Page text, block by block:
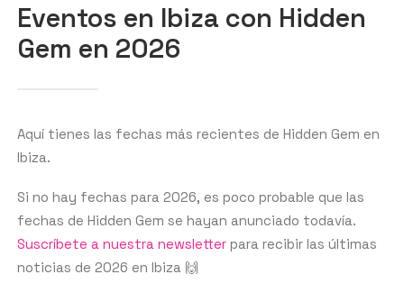
Eventos en Ibiza con Hidden
Gem en 2026
Aquí tienes las fechas más recientes de Hidden Gem en
Ibiza.
Si no hay fechas para 2026, es poco probable que las
fechas de Hidden Gem se hayan anunciado todavía.
Suscríbete a nuestra newsletter para recibir las últimas
noticias de 2026 en Ibiza 🙌